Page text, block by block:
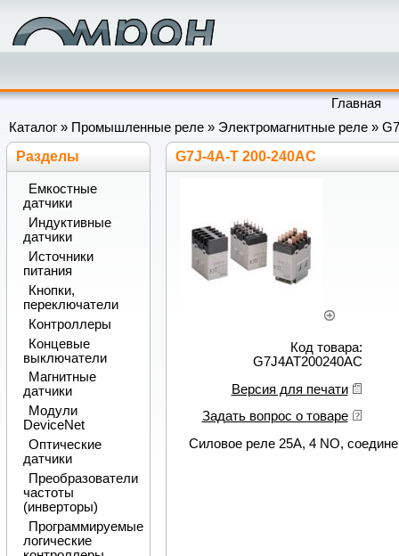
Главная
Каталог » Промышленные реле » Электромагнитные реле »
G7J-4A-T 200-240AC
Код товара:
G7J4AT200240AC
Версия для печати
Задать вопрос о товаре
Силовое реле 25A, 4 NO,
Разделы
Емкостные
датчики
Индуктивные
датчики
Источники
питания
Кнопки,
переключатели
Контроллеры
Концевые
выключатели
Магнитные
датчики
Модули
DeviceNet
Оптические
датчики
Преобразователи
частоты
(инверторы)
Программируемые
логические